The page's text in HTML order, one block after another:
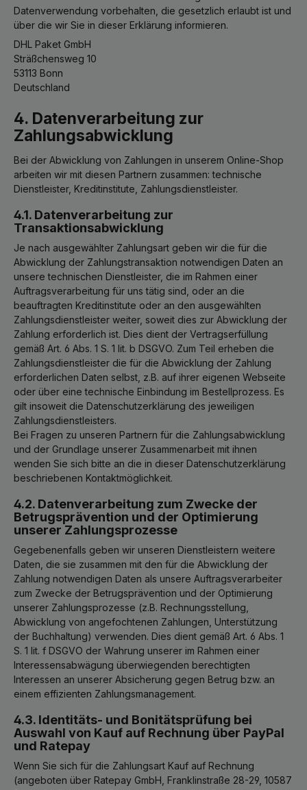
Datenverwendung vorbehalten, die gesetzlich erlaubt ist und
über die wir Sie in dieser Erklärung informieren.
DHL Paket GmbH
Sträßchensweg 10
53113 Bonn
Deutschland
4. Datenverarbeitung zur
Zahlungsabwicklung
Bei der Abwicklung von Zahlungen in unserem Online-Shop
arbeiten wir mit diesen Partnern zusammen: technische
Dienstleister, Kreditinstitute, Zahlungsdienstleister.
4.1. Datenverarbeitung zur
Transaktionsabwicklung
Je nach ausgewählter Zahlungsart geben wir die für die
Abwicklung der Zahlungstransaktion notwendigen Daten an
unsere technischen Dienstleister, die im Rahmen einer
Auftragsverarbeitung für uns tätig sind, oder an die
beauftragten Kreditinstitute oder an den ausgewählten
Zahlungsdienstleister weiter, soweit dies zur Abwicklung der
Zahlung erforderlich ist. Dies dient der Vertragserfüllung
gemäß Art. 6 Abs. 1 S. 1 lit. b DSGVO. Zum Teil erheben die
Zahlungsdienstleister die für die Abwicklung der Zahlung
erforderlichen Daten selbst, z.B. auf ihrer eigenen Webseite
oder über eine technische Einbindung im Bestellprozess. Es
gilt insoweit die Datenschutzerklärung des jeweiligen
Zahlungsdienstleisters.
Bei Fragen zu unseren Partnern für die Zahlungsabwicklung
und der Grundlage unserer Zusammenarbeit mit ihnen
wenden Sie sich bitte an die in dieser Datenschutzerklärung
beschriebenen Kontaktmöglichkeit.
4.2. Datenverarbeitung zum Zwecke der
Betrugsprävention und der Optimierung
unserer Zahlungsprozesse
Gegebenenfalls geben wir unseren Dienstleistern weitere
Daten, die sie zusammen mit den für die Abwicklung der
Zahlung notwendigen Daten als unsere Auftragsverarbeiter
zum Zwecke der Betrugsprävention und der Optimierung
unserer Zahlungsprozesse (z.B. Rechnungsstellung,
Abwicklung von angefochtenen Zahlungen, Unterstützung
der Buchhaltung) verwenden. Dies dient gemäß Art. 6 Abs. 1
S. 1 lit. f DSGVO der Wahrung unserer im Rahmen einer
Interessensabwägung überwiegenden berechtigten
Interessen an unserer Absicherung gegen Betrug bzw. an
einem effizienten Zahlungsmanagement.
4.3. Identitäts- und Bonitätsprüfung bei
Auswahl von Kauf auf Rechnung über PayPal
und Ratepay
Wenn Sie sich für die Zahlungsart Kauf auf Rechnung
(angeboten über Ratepay GmbH, Franklinstraße 28-29, 10587